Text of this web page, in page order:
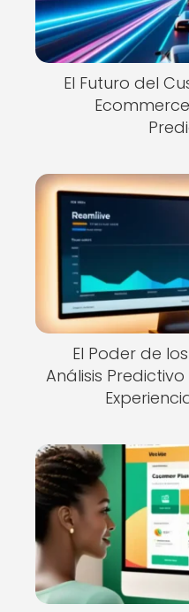
El Futuro del
El Poder de
Análisis